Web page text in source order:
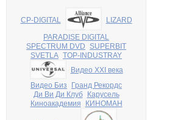
CP-DIGITAL LIZARD
PARADISE DIGITAL
SPECTRUM DVD SUPERBIT
SVETLA TOP-INDUSTRAY
Видео XXI века
Видео Биз
Гранд Рекордс
Ди Ви Ди Клуб
Карусель
Киноакадемия
КИНОМАН